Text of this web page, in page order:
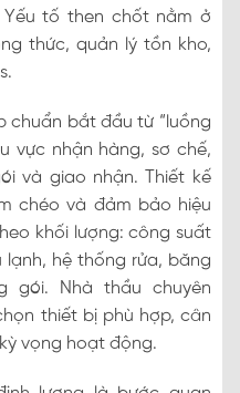
tố then chốt nằm ở
thức, quản lý tồn kho,
chuẩn bắt đầu từ “luồng
vực nhận hàng, sơ chế,
và giao nhận. Thiết kế
chéo và đảm bảo hiệu
khối lượng: công suất
lạnh, hệ thống rửa, băng
gói. Nhà thầu chuyên
thiết bị phù hợp, cân
vọng hoạt động.